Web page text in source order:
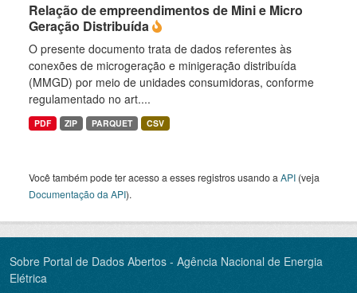
Relação de empreendimentos de Mini e Micro
Geração Distribuída
O presente documento trata de dados referentes às
conexões de microgeração e minigeração distribuída
(MMGD) por meio de unidades consumidoras, conforme
regulamentado no art....
PDF ZIP PARQUET CSV
Você também pode ter acesso a esses registros usando a API (veja
Documentação da API).
Sobre Portal de Dados Abertos - Agência Nacional de Energia
Elétrica